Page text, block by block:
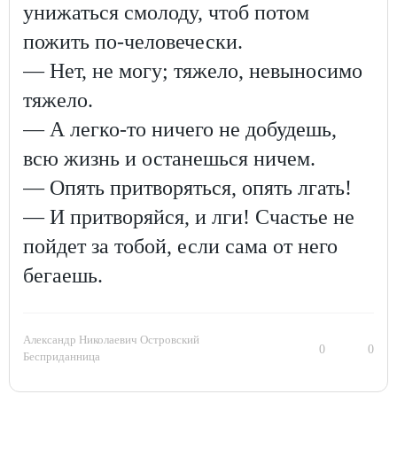
унижаться смолоду, чтоб потом
пожить по-человечески.
— Нет, не могу; тяжело, невыносимо
тяжело.
— А легко-то ничего не добудешь,
всю жизнь и останешься ничем.
— Опять притворяться, опять лгать!
— И притворяйся, и лги! Счастье не
пойдет за тобой, если сама от него
бегаешь.
Александр Николаевич Островский
Бесприданница
0 0